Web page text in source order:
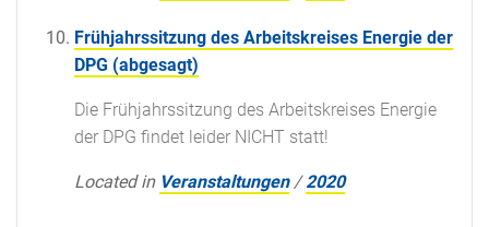
Frühjahrssitzung des Arbeitskreises Energie der
DPG (abgesagt)
Die Frühjahrssitzung des Arbeitskreises Energie
der DPG findet leider NICHT statt!
Located in Veranstaltungen /2020